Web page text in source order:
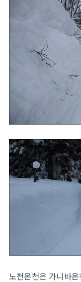
노천온천은 가니바